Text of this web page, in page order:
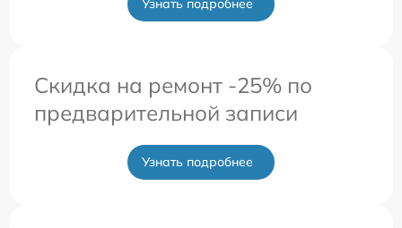
Узнать подробнее
Скидка на ремонт -25% по
предварительной записи
Узнать подробнее